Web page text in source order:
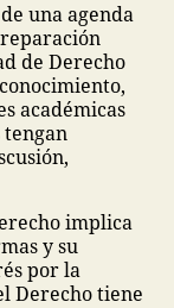
una agenda
de Derecho
académicas
tengan
implica
y su
por la
Derecho tiene